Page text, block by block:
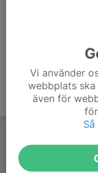
Vi använder
webbplats
även för